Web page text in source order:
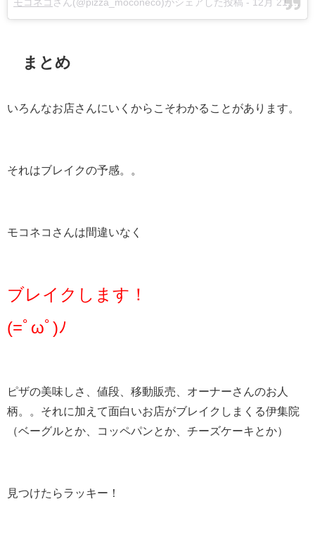
モコネコ さん(@pizza_moconeco)がシェアした投稿 - 12月 21, 2017 at 8:03午後 PST
まとめ
いろんなお店さんにいくからこそわかることがあります。
それはブレイクの予感。。
モコネコさんは間違いなく
ブレイクします！
(=ﾟωﾟ)ﾉ
ピザの美味しさ、値段、移動販売、オーナーさんのお人
柄。。それに加えて面白いお店がブレイクしまくる伊集院
（ベーグルとか、コッペパンとか、チーズケーキとか）
見つけたらラッキー！